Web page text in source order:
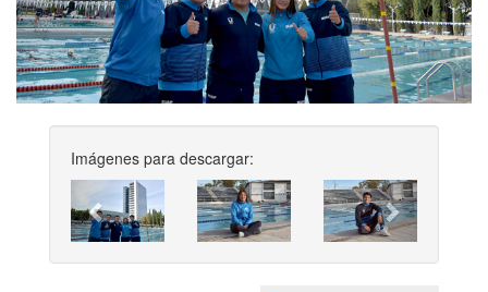
Imágenes para descargar:
Previous Next